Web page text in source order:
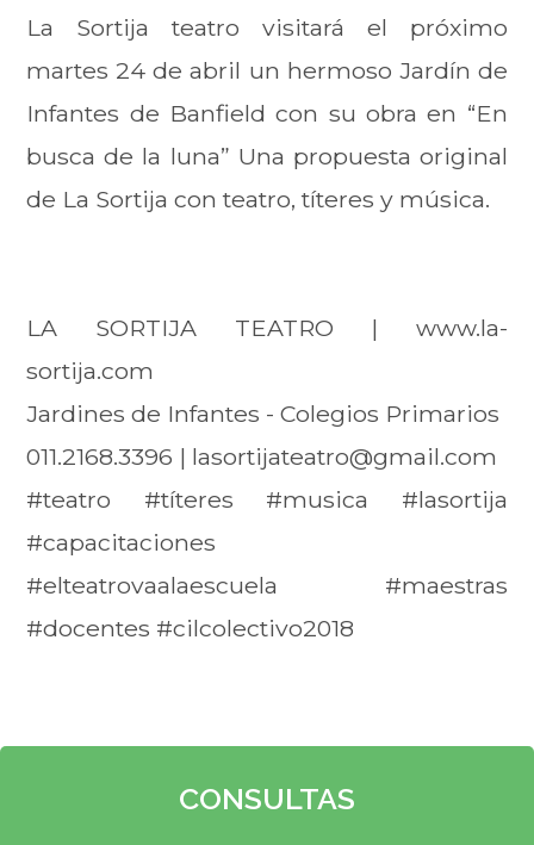
La Sortija teatro visitará el próximo
martes 24 de abril un hermoso Jardín de
Infantes de Banfield con su obra en “En
busca de la luna” Una propuesta original
de La Sortija con teatro, títeres y música.
LA SORTIJA TEATRO | www.la-
sortija.com
Jardines de Infantes - Colegios Primarios
011.2168.3396 | lasortijateatro@gmail.com
#teatro #títeres #musica #lasortija
#capacitaciones
#elteatrovaalaescuela #maestras
#docentes #cilcolectivo2018
CONSULTAS